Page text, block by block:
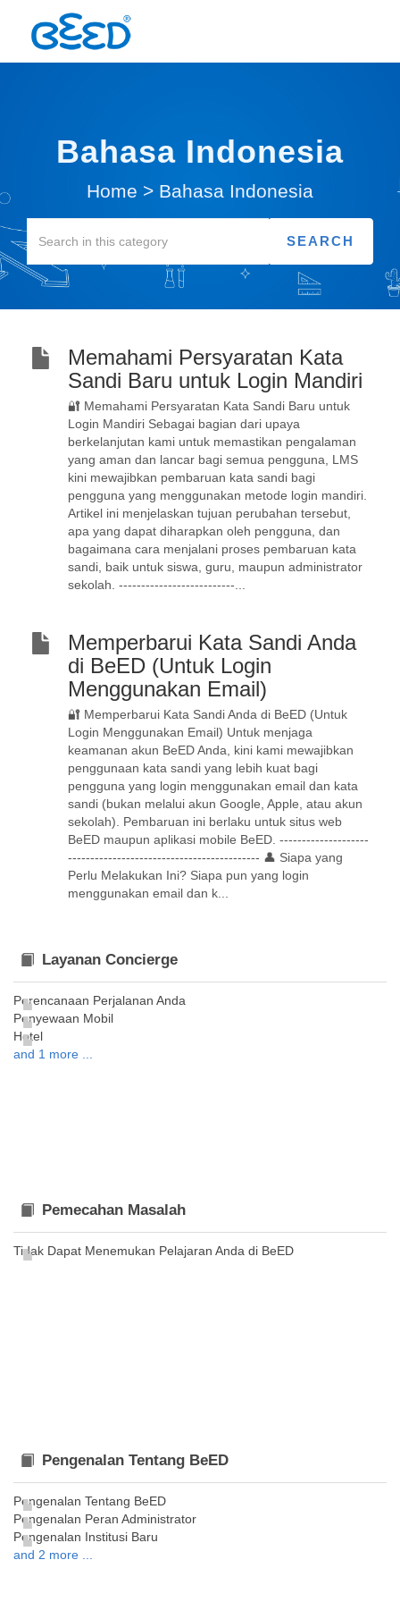
Bahasa Indonesia
Home > Bahasa Indonesia
Memahami Persyaratan Kata
Sandi Baru untuk Login Mandiri
🔐 Memahami Persyaratan Kata Sandi Baru untuk
Login Mandiri Sebagai bagian dari upaya
berkelanjutan kami untuk memastikan pengalaman
yang aman dan lancar bagi semua pengguna, LMS
kini mewajibkan pembaruan kata sandi bagi
pengguna yang menggunakan metode login mandiri.
Artikel ini menjelaskan tujuan perubahan tersebut,
apa yang dapat diharapkan oleh pengguna, dan
bagaimana cara menjalani proses pembaruan kata
sandi, baik untuk siswa, guru, maupun administrator
sekolah. --------------------------...
Memperbarui Kata Sandi Anda
di BeED (Untuk Login
Menggunakan Email)
🔐 Memperbarui Kata Sandi Anda di BeED (Untuk
Login Menggunakan Email) Untuk menjaga
keamanan akun BeED Anda, kini kami mewajibkan
penggunaan kata sandi yang lebih kuat bagi
pengguna yang login menggunakan email dan kata
sandi (bukan melalui akun Google, Apple, atau akun
sekolah). Pembaruan ini berlaku untuk situs web
BeED maupun aplikasi mobile BeED. --------------------
------------------------------------------- 👤 Siapa yang
Perlu Melakukan Ini? Siapa pun yang login
menggunakan email dan k...
Layanan Concierge
Perencanaan Perjalanan Anda
Penyewaan Mobil
Hotel
and 1 more ...
Pemecahan Masalah
Tidak Dapat Menemukan Pelajaran Anda di BeED
Pengenalan Tentang BeED
Pengenalan Tentang BeED
Pengenalan Peran Administrator
Pengenalan Institusi Baru
and 2 more ...